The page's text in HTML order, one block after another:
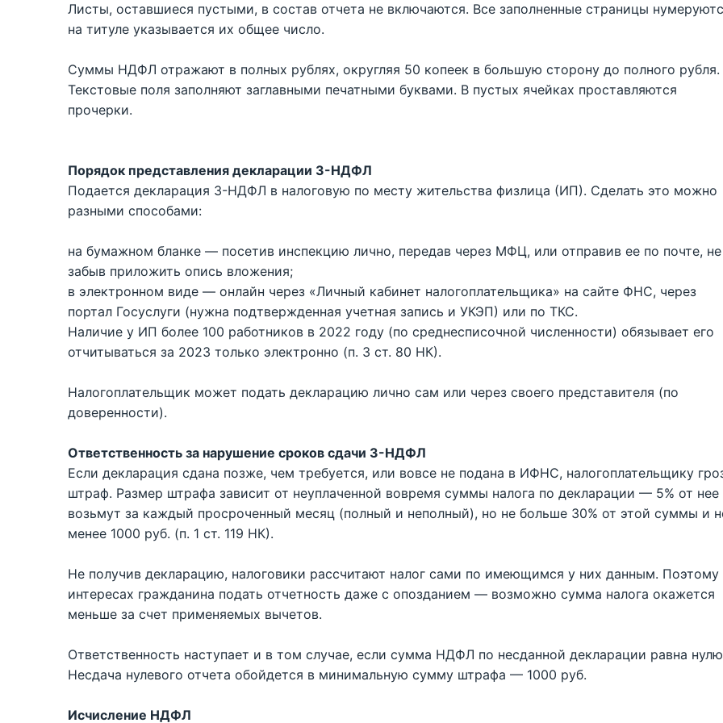
Листы, оставшиеся пустыми, в состав отчета не включаются. Все заполненные страницы
на титуле указывается их общее число.
Суммы НДФЛ отражают в полных рублях, округляя 50 копеек в большую сторону до полного рубля.
Текстовые поля заполняют заглавными печатными буквами. В пустых ячейках проставляются
прочерки.
Порядок представления декларации 3-НДФЛ
Подается декларация 3-НДФЛ в налоговую по месту жительства физлица (ИП). Сделать это можно
разными способами:
на бумажном бланке — посетив инспекцию лично, передав через МФЦ, или отправив ее по почте, не
забыв приложить опись вложения;
в электронном виде — онлайн через «Личный кабинет налогоплательщика» на сайте ФНС, через
портал Госуслуги (нужна подтвержденная учетная запись и УКЭП) или по ТКС.
Наличие у ИП более 100 работников в 2022 году (по среднесписочной численности) обязывает его
отчитываться за 2023 только электронно (п. 3 ст. 80 НК).
Налогоплательщик может подать декларацию лично сам или через своего представителя (по
доверенности).
Ответственность за нарушение сроков сдачи 3-НДФЛ
Если декларация сдана позже, чем требуется, или вовсе не подана в ИФНС, налогоплательщику
штраф. Размер штрафа зависит от неуплаченной вовремя суммы налога по декларации — 5% от нее
возьмут за каждый просроченный месяц (полный и неполный), но не больше 30% от этой суммы и
менее 1000 руб. (п. 1 ст. 119 НК).
Не получив декларацию, налоговики рассчитают налог сами по имеющимся у них данным. Поэтому
интересах гражданина подать отчетность даже с опозданием — возможно сумма налога окажется
меньше за счет применяемых вычетов.
Ответственность наступает и в том случае, если сумма НДФЛ по несданной декларации равна
Несдача нулевого отчета обойдется в минимальную сумму штрафа — 1000 руб.
Исчисление НДФЛ